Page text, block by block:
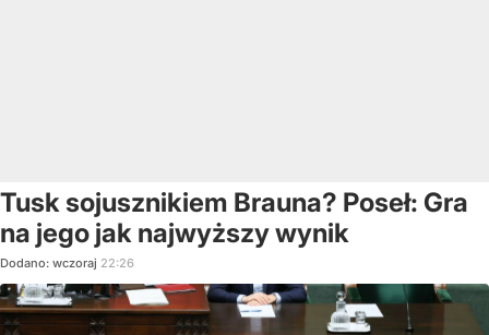
Tusk sojusznikiem Brauna? Poseł: Gra
na jego jak najwyższy wynik
Dodano: wczoraj 22:26